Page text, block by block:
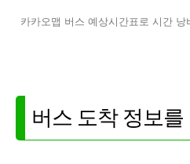
카카오맵 버스 예상시간표로 시간
버스 도착 정보